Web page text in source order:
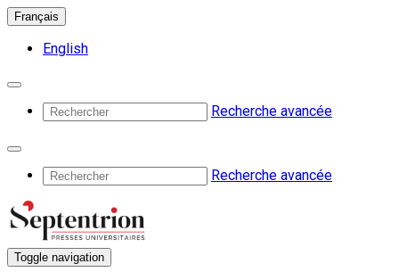
Français
English
Recherche avancée
Recherche avancée
Toggle navigation